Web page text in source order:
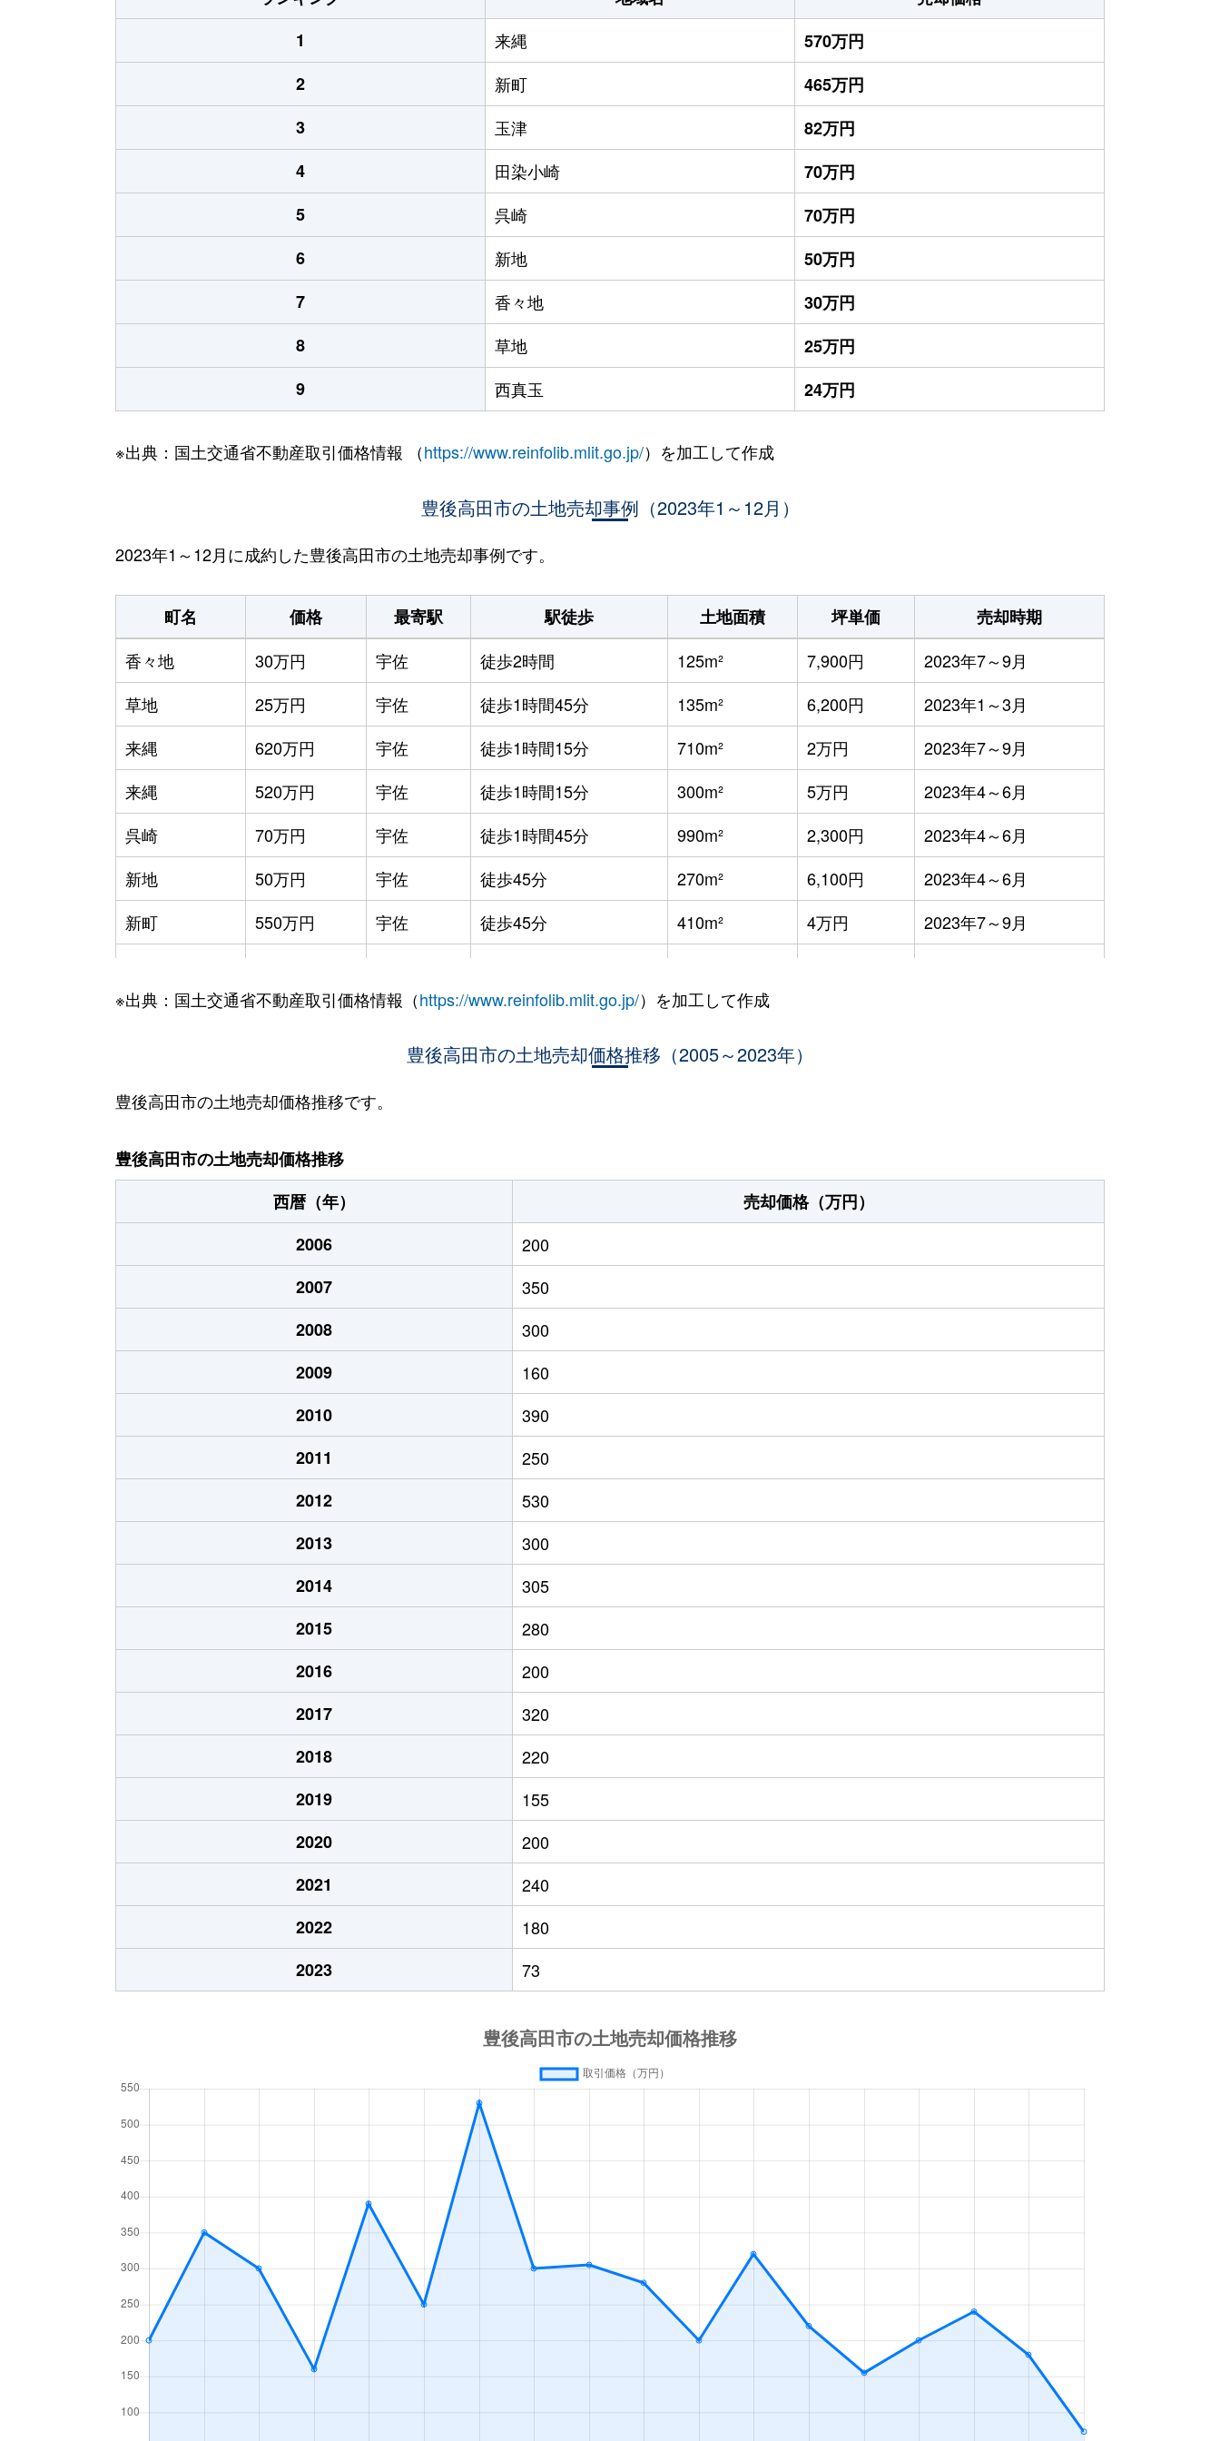
1
来縄
570万円
2
新町
465万円
3
玉津
82万円
4
田染小崎
70万円
5
呉崎
70万円
6
新地
50万円
7
香々地
30万円
8
草地
25万円
9
西真玉 24万円
※出典：国土交通省不動産取引価格情報 （https://www.reinfolib.mlit.go.jp/）を加工して作成
豊後高田市の土地売却事例（2023年1～12月）
2023年1～12月に成約した豊後高田市の土地売却事例です。
町名 価格 最寄駅 駅徒歩 土地面積 坪単価
売却時期
香々地
30万円 宇佐 徒歩2時間 125m² 7,900円
2023年7～9月
草地
25万円 宇佐 徒歩1時間45分 135m² 6,200円
2023年1～3月
来縄
620万円 宇佐 徒歩1時間15分 710m² 2万円
2023年7～9月
来縄
520万円 宇佐 徒歩1時間15分 300m² 5万円
2023年4～6月
呉崎
70万円 宇佐 徒歩1時間45分 990m² 2,300円
2023年4～6月
新地
50万円 宇佐 徒歩45分 270m² 6,100円
2023年4～6月
新町
550万円 宇佐 徒歩45分 410m² 4万円
2023年7～9月
田染小崎
70万円 中山香 徒歩1時間45分 990m²
宇佐 徒歩1時間15分 250m²
玉津
89万円
※出典：国土交通省不動産取引価格情報（https://www.reinfolib.mlit.go.jp/）を加工して作成
豊後高田市の土地売却価格推移（2005～2023年）
豊後高田市の土地売却価格推移です。
豊後高田市の土地売却価格推移
西暦（年）
売却価格（万円）
2006
200
2007
350
2008
300
2009
160
2010
390
2011
250
2012
530
2013
300
2014
305
2015
280
2016
200
2017
320
2018
220
2019
155
2020
200
2021
240
2022
180
2023
73